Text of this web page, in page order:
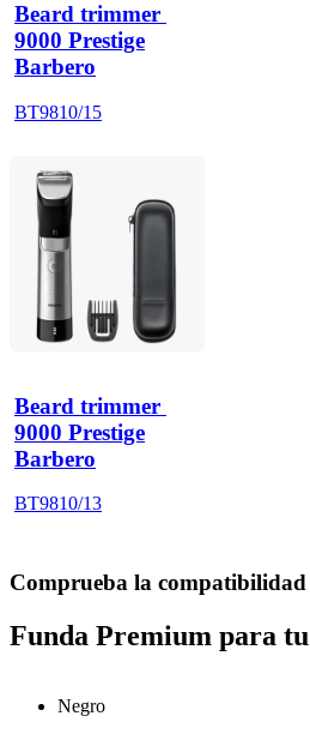
Beard trimmer
9000 Prestige
Barbero
BT9810/15
Beard trimmer
9000 Prestige
Barbero
BT9810/13
Comprueba la
Funda Premium para
Negro